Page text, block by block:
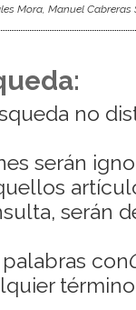
Mora, Manuel
no
serán
serán
con